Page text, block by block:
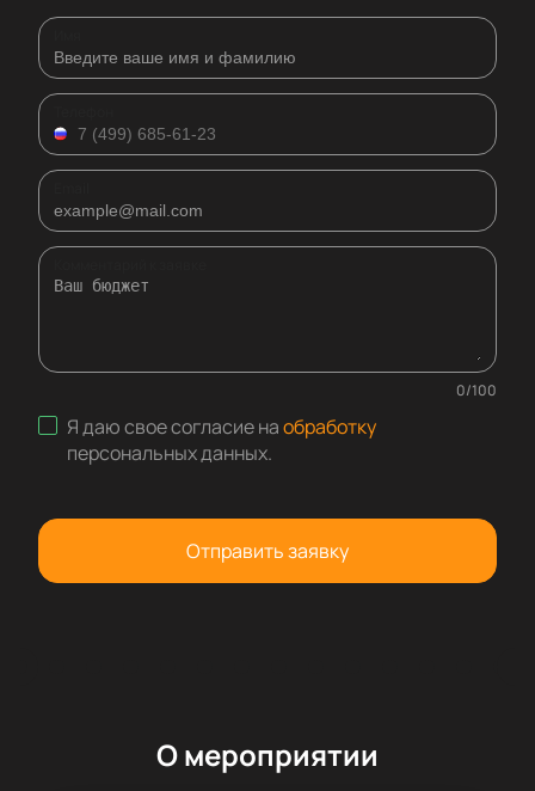
0/100
Я даю свое согласие наобработку
персональных данных.
Отправить заявку
О мероприятии